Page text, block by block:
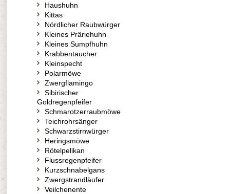
Haushuhn
Kittas
Nördlicher Raubwürger
Kleines Präriehuhn
Kleines Sumpfhuhn
Krabbentaucher
Kleinspecht
Polarmöwe
Zwergflamingo
Sibirischer
Goldregenpfeifer
Schmarotzerraubmöwe
Teichrohrsänger
Schwarzstirnwürger
Heringsmöwe
Rötelpelikan
Flussregenpfeifer
Kurzschnabelgans
Zwergstrandläufer
Veilchenente